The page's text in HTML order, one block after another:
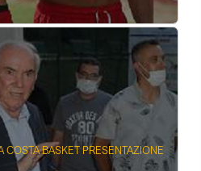
BASKET PRESENTAZIONE